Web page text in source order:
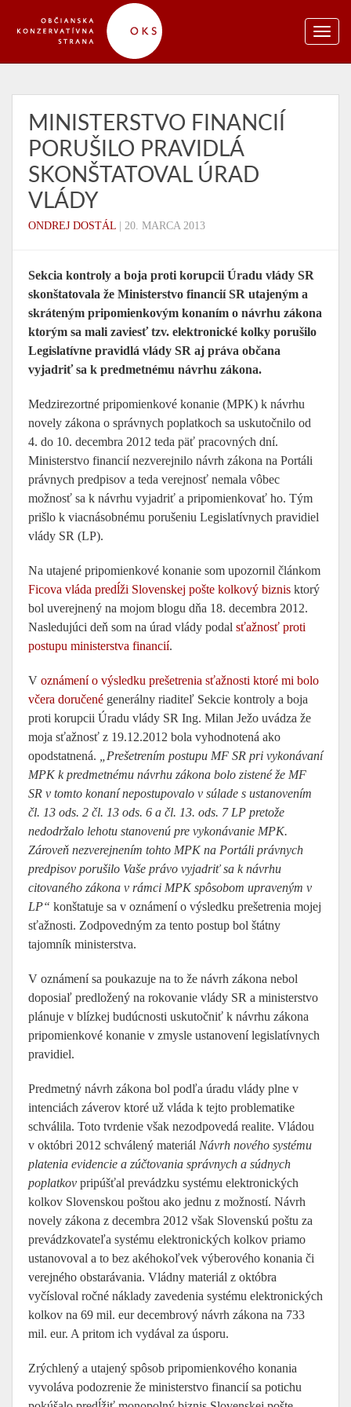
MINISTERSTVO FINANCIÍ
PORUŠILO PRAVIDLÁ
SKONŠTATOVAL ÚRAD
VLÁDY
ONDREJ DOSTÁL 20. MARCA 2013
Sekcia kontroly a boja proti korupcii Úradu vlády SR
skonštatovala že Ministerstvo financií SR utajeným a
skráteným pripomienkovým konaním o návrhu zákona
ktorým sa mali zaviesť tzv. elektronické kolky porušilo
Legislatívne pravidlá vlády SR aj práva občana
vyjadriť sa k predmetnému návrhu zákona.
Medzirezortné pripomienkové konanie (MPK) k návrhu
novely zákona o správnych poplatkoch sa uskutočnilo od
4. do 10. decembra 2012 teda päť pracovných dní.
Ministerstvo financií nezverejnilo návrh zákona na Portáli
právnych predpisov a teda verejnosť nemala vôbec
možnosť sa k návrhu vyjadriť a pripomienkovať ho. Tým
prišlo k viacnásobnému porušeniu Legislatívnych pravidiel
vlády SR (LP).
Na utajené pripomienkové konanie som upozornil článkom
Ficova vláda predĺži Slovenskej pošte kolkový biznis ktorý
bol uverejnený na mojom blogu dňa 18. decembra 2012.
Nasledujúci deň som na úrad vlády podal sťažnosť proti
postupu ministerstva financií.
V oznámení o výsledku prešetrenia sťažnosti ktoré mi bolo
včera doručené generálny riaditeľ Sekcie kontroly a boja
proti korupcii Úradu vlády SR Ing. Milan Ježo uvádza že
moja sťažnosť z 19.12.2012 bola vyhodnotená ako
opodstatnená.
„Prešetrením postupu MF SR pri vykonávaní
MPK k predmetnému návrhu zákona bolo zistené že MF
SR v tomto konaní nepostupovalo v súlade s ustanovením
čl. 13 ods. 2 čl. 13 ods. 6 a čl. 13. ods. 7 LP pretože
nedodržalo lehotu stanovenú pre vykonávanie MPK.
Zároveň nezverejnením tohto MPK na Portáli právnych
predpisov porušilo Vaše právo vyjadriť sa k návrhu
citovaného zákona v rámci MPK spôsobom upraveným v
LP“ konštatuje sa v oznámení o výsledku prešetrenia mojej
sťažnosti. Zodpovedným za tento postup bol štátny
tajomník ministerstva.
V oznámení sa poukazuje na to že návrh zákona nebol
doposiaľ predložený na rokovanie vlády SR a ministerstvo
plánuje v blízkej budúcnosti uskutočniť k návrhu zákona
pripomienkové konanie v zmysle ustanovení legislatívnych
pravidiel.
Predmetný návrh zákona bol podľa úradu vlády plne v
intenciách záverov ktoré už vláda k tejto problematike
schválila. Toto tvrdenie však nezodpovedá realite. Vládou
v októbri 2012 schválený materiál Návrh nového systému
platenia evidencie a zúčtovania správnych a súdnych
poplatkov pripúšťal prevádzku systému elektronických
kolkov Slovenskou poštou ako jednu z možností. Návrh
novely zákona z decembra 2012 však Slovenskú poštu za
prevádzkovateľa systému elektronických kolkov priamo
ustanovoval a to bez akéhokoľvek výberového konania či
verejného obstarávania. Vládny materiál z októbra
vyčísloval ročné náklady zavedenia systému elektronických
kolkov na 69 mil. eur decembrový návrh zákona na 733
mil. eur. A pritom ich vydával za úsporu.
Zrýchlený a utajený spôsob pripomienkového konania
vyvoláva podozrenie že ministerstvo financií sa potichu